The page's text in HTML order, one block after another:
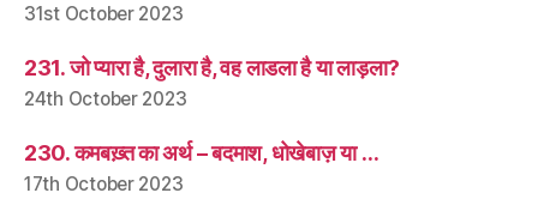
31st October 2023
231. जो प्यारा है, दुलारा है, वह लाडला है या लाड़ला?
24th October 2023
230. कमबख़्त का अर्थ – बदमाश, धोखेबाज़ या …
17th October 2023